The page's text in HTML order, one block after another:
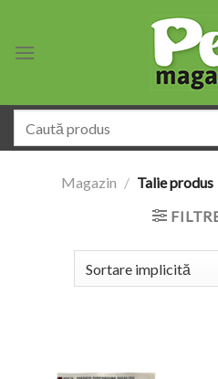
content
după:
Magazin / Talie produs